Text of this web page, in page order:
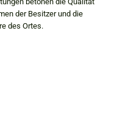
der Besitzer und die
des Ortes.